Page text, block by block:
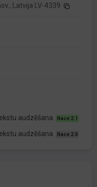
Latvija LV-4339
audzēšana Nace 2.1
audzēšana Nace 2.0